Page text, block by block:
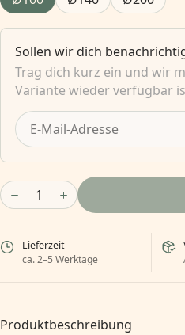
Sollen wir dich
Trag dich kurz ein und wir
Variante wieder verfügbar
1
Lieferzeit
ca. 2–5 Werktage
Produktbeschreibung